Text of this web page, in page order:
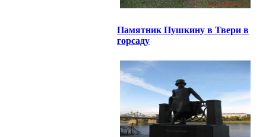
Памятник Пушкину в Твери в
горсаду